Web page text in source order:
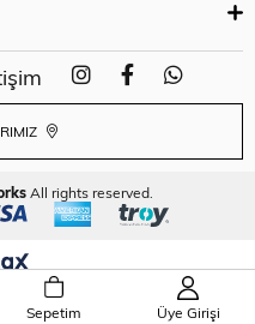
All rights reserved.
Sepetim Üye Girişi